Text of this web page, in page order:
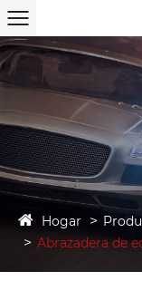
Hogar
Abrazadera de